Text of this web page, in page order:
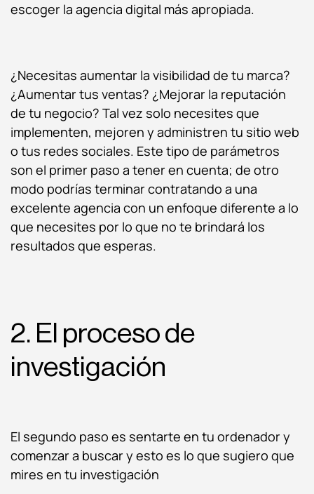
escoger la agencia digital más apropiada.
¿Necesitas aumentar la visibilidad de tu marca?
¿Aumentar tus ventas? ¿Mejorar la reputación
de tu negocio? Tal vez solo necesites que
implementen, mejoren y administren tu sitio web
o tus redes sociales. Este tipo de parámetros
son el primer paso a tener en cuenta; de otro
modo podrías terminar contratando a una
excelente agencia con un enfoque diferente a lo
que necesites por lo que no te brindará los
resultados que esperas.
2. El proceso de
investigación
El segundo paso es sentarte en tu ordenador y
comenzar a buscar y esto es lo que sugiero que
mires en tu investigación